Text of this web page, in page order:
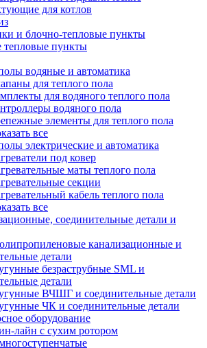
для котлов
и блочно-тепловые пункты
тепловые пункты
водяные и автоматика
для теплого пола
для водяного теплого пола
водяного пола
элементы для теплого пола
все
электрические и автоматика
под ковер
маты теплого пола
секции
кабель теплого пола
все
соединительные детали и
канализационные и
детали
безраструбные SML и
детали
ВЧШГ и соединительные детали
ЧК и соединительные детали
оборудование
лайн с сухим ротором